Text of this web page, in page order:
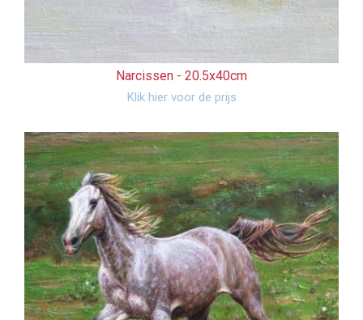
Narcissen - 20.5x40cm
Klik hier voor de prijs